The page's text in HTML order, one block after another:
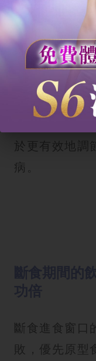
此外，斷食還
飲食中充斥著
攝取這些食
肥胖和二型
斷食療程，
於更有效地調
病。
斷食進食窗口
敗，優先原型